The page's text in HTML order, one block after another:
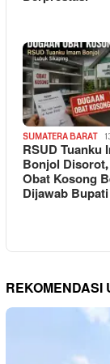
SUMATERA BARAT
RSUD Tuanku
Bonjol
Obat Kosong
Dijawab Bupati